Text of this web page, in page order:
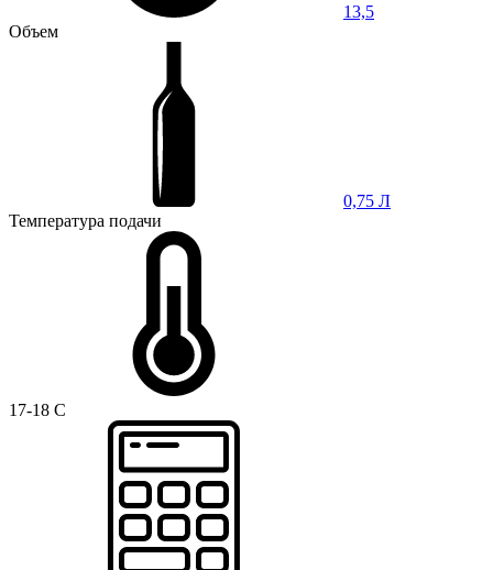
13,5
Объем
0,75 Л
Температура подачи
17-18 C